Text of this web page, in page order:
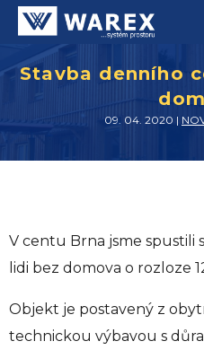
Stavba denního
09. 04. 2020 |
V centu Brna jsme
lidi bez domova o rozloze
Objekt je postavený z
technickou výbavou s